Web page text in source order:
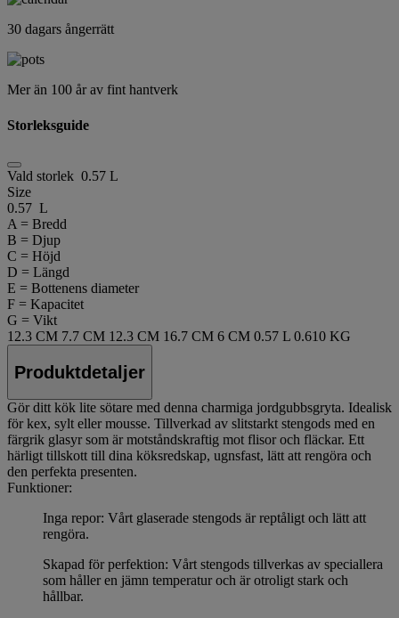
30 dagars ångerrätt
Mer än 100 år av fint hantverk
Storleksguide
Vald storlek 0.57 L
Size
0.57 L
A = Bredd
B = Djup
C = Höjd
D = Längd
E = Bottenens diameter
F = Kapacitet
G = Vikt
12.3 CM 7.7 CM 12.3 CM 16.7 CM 6 CM 0.57 L 0.610 KG
Produktdetaljer
Gör ditt kök lite sötare med denna charmiga jordgubbsgryta. Idealisk
för kex, sylt eller mousse. Tillverkad av slitstarkt stengods med en
färgrik glasyr som är motståndskraftig mot flisor och fläckar. Ett
härligt tillskott till dina köksredskap, ugnsfast, lätt att rengöra och
den perfekta presenten.
Funktioner:
Inga repor: Vårt glaserade stengods är reptåligt och lätt att
rengöra.
Skapad för perfektion: Vårt stengods tillverkas av speciallera
som håller en jämn temperatur och är otroligt stark och
hållbar.